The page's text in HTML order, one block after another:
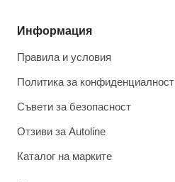
Информация
Правила и условия
Политика за конфиденциалност
Съвети за безопасност
Отзиви за Autoline
Каталог на марките